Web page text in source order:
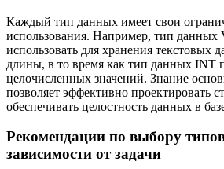
Каждый тип данных имеет свои
использования. Например, тип
использовать для хранения текстовых
длины, в то время как тип данных INT
целочисленных значений. Знание
позволяет эффективно проектировать
обеспечивать целостность данных в
Рекомендации по выбору
зависимости от задачи